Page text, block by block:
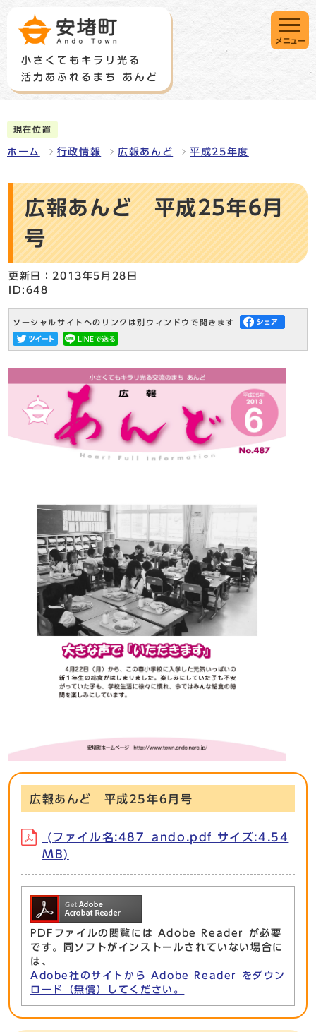
メニュー
現在位置
ホーム 行政情報 広報あんど 平成25年度
広報あんど 平成25年6月
号
更新日：2013年5月28日
ID:648
ソーシャルサイトへのリンクは別ウィンドウで開きます
広報あんど 平成25年6月号
(ファイル名:487_ando.pdf サイズ:4.54
MB)
PDFファイルの閲覧には Adobe Reader が必要
です。同ソフトがインストールされていない場合に
は、
Adobe社のサイトから Adobe Reader をダウン
ロード（無償）してください。